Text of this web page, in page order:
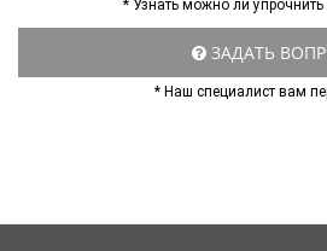
* Узнать можно ли упрочнить
ЗАДАТЬ
* Наш специалист вам